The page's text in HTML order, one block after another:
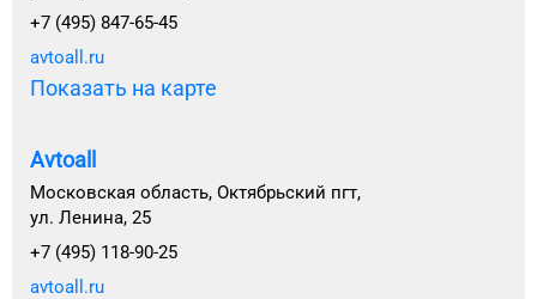
+7 (495) 847-65-45
avtoall.ru
Показать на карте
Avtoall
Московская область, Октябрьский пгт,
ул. Ленина, 25
+7 (495) 118-90-25
avtoall.ru